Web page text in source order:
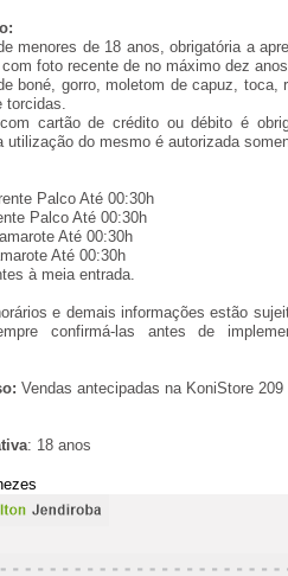
menores de 18 anos, obrigatória a
foto recente de no máximo dez
boné, gorro, moletom de capuz,
torcidas.
cartão de crédito ou débito é
utilização do mesmo é autorizada
Palco Até 00:30h
Palco Até 00:30h
Até 00:30h
Até 00:30h
à meia entrada.
e demais informações estão
confirmá-las antes de
Vendas antecipadas na KoniStore
: 18 anos